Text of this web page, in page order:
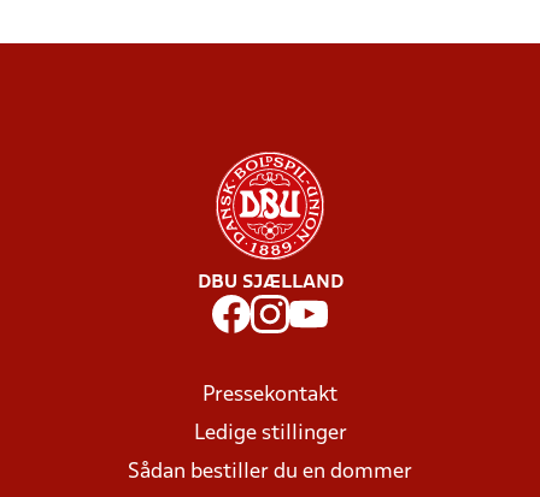
DBU SJÆLLAND
Pressekontakt
Ledige stillinger
Sådan bestiller du en dommer